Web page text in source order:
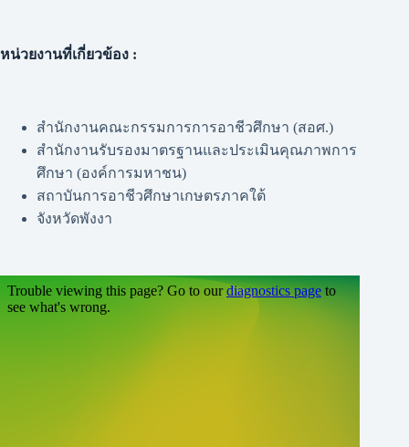
หน่วยงานที่เกี่ยวข้อง :
สำนักงานคณะกรรมการการอาชีวศึกษา (สอศ.)
สำนักงานรับรองมาตรฐานและประเมินคุณภาพการ
ศึกษา (องค์การมหาชน)
สถาบันการอาชีวศึกษาเกษตรภาคใต้
จังหวัดพังงา